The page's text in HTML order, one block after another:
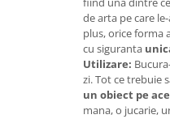
de arta pe care
plus, orice forma
cu siguranta
Utilizare:
zi. Tot ce trebuie
un obiect pe
mana, o jucarie,